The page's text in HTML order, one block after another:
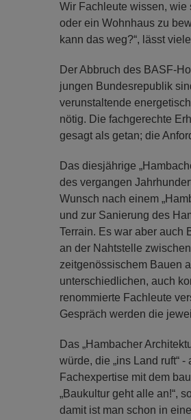
Wir Fachleute wissen, wie
oder ein Wohnhaus zu
kann das weg?“, lässt
Der Abbruch des BASF-
jungen Bundesrepublik
verunstaltende
nötig. Die fachgerechte
gesagt als getan; die
Das diesjährige
des vergangen
Wunsch nach einem
und zur Sanierung des
Terrain. Es war aber auch
an der Nahtstelle
zeitgenössischem Bauen
unterschiedlichen, auch
renommierte Fachleute
Gespräch werden die
Das „Hambacher
würde, die „ins Land ruft“
Fachexpertise mit dem
„Baukultur geht alle an!“,
damit ist man schon in